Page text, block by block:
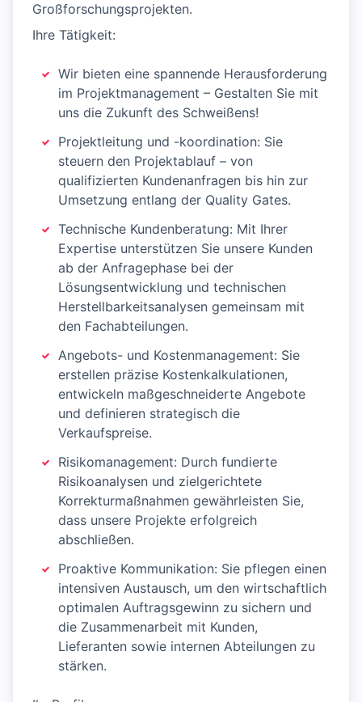
Großforschungsprojekten.
Ihre Tätigkeit:
Wir bieten eine spannende Herausforderung
im Projektmanagement – Gestalten Sie mit
uns die Zukunft des Schweißens!
Projektleitung und -koordination: Sie
steuern den Projektablauf – von
qualifizierten Kundenanfragen bis hin zur
Umsetzung entlang der Quality Gates.
Technische Kundenberatung: Mit Ihrer
Expertise unterstützen Sie unsere Kunden
ab der Anfragephase bei der
Lösungsentwicklung und technischen
Herstellbarkeitsanalysen gemeinsam mit
den Fachabteilungen.
Angebots- und Kostenmanagement: Sie
erstellen präzise Kostenkalkulationen,
entwickeln maßgeschneiderte Angebote
und definieren strategisch die
Verkaufspreise.
Risikomanagement: Durch fundierte
Risikoanalysen und zielgerichtete
Korrekturmaßnahmen gewährleisten Sie,
dass unsere Projekte erfolgreich
abschließen.
Proaktive Kommunikation: Sie pflegen einen
intensiven Austausch, um den wirtschaftlich
optimalen Auftragsgewinn zu sichern und
die Zusammenarbeit mit Kunden,
Lieferanten sowie internen Abteilungen zu
stärken.